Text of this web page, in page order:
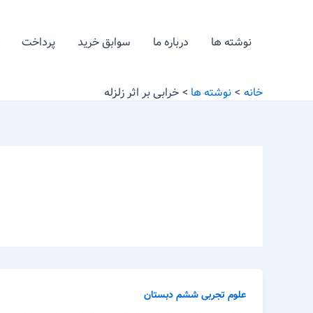
نوشته ها درباره ما سوابق خرید پرداخت
خانه نوشته ها خرابی بر اثر زلزله
علوم تجربی ششم دبستان